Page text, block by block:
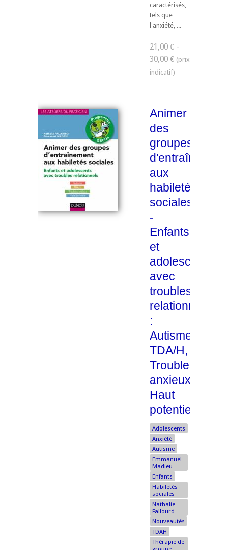
caractérisés,
tels que
l'anxiété, ...
21,00 € -
30,00 €
Animer
des
groupes
d'entraînement
aux
habiletés
sociales
-
Enfants
et
adolescents
avec
troubles
relationnels
:
Autisme,
TDA/H,
Troubles
anxieux,
Haut
potentiel
Adolescents
Anxiété
Autisme
Emmanuel
Madieu
Enfants
Habiletés
sociales
Nathalie
Fallourd
Nouveautés
TDAH
Thérapie de